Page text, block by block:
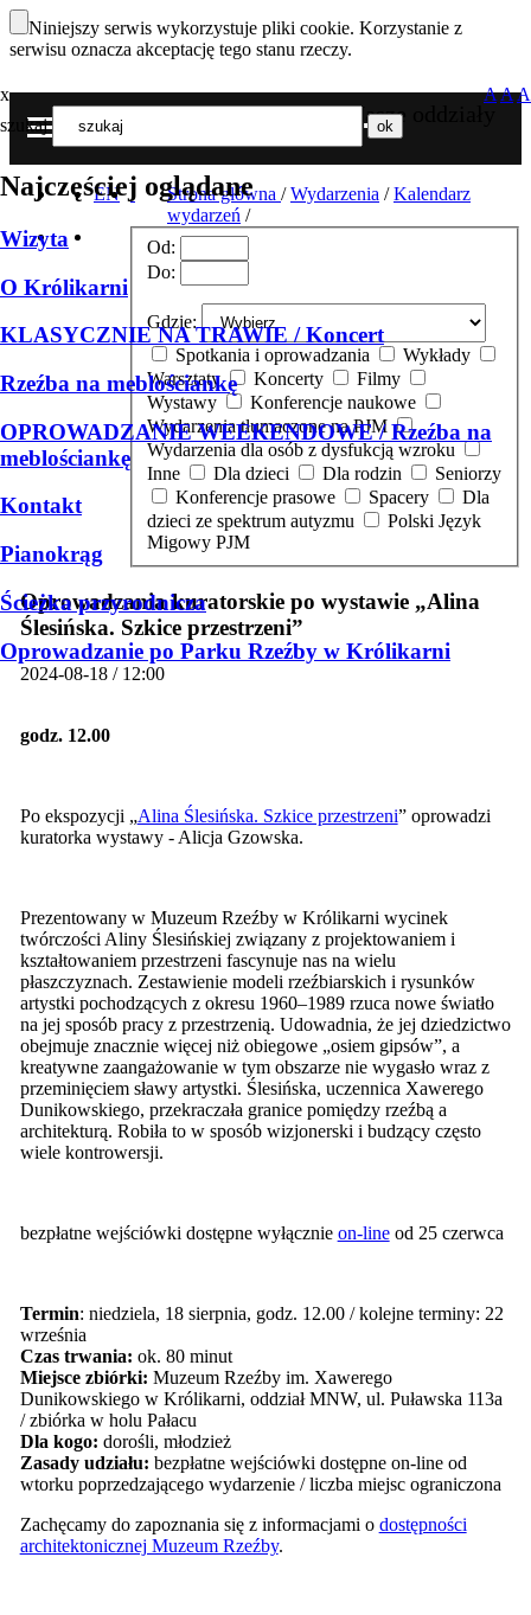
Niniejszy serwis wykorzystuje pliki cookie. Korzystanie z
serwisu oznacza akceptację tego stanu rzeczy.
Nasze oddziały
MENU
x
szukaj
Najczęściej oglądane
Wizyta
O Królikarni
KLASYCZNIE NA TRAWIE / Koncert
Rzeźba na meblościankę
OPROWADZANIE WEEKENDOWE / Rzeźba na
meblościankę
Kontakt
Pianokrąg
Ścieżka przyrodnicza
Oprowadzanie po Parku Rzeźby w Królikarni
AAA
EN Strona główna / Wydarzenia /Kalendarz
wydarzeń /
Od:
Do:
Gdzie:
Spotkania i oprowadzania
Wykłady
Warsztaty
Koncerty
Filmy
Wystawy
Konferencje naukowe
Wydarzenia tłumaczone na PJM
Wydarzenia dla osób z dysfukcją wzroku
Inne
Dla dzieci Dla rodzin
Seniorzy
Konferencje prasowe
Spacery
dzieci ze spektrum autyzmu
Migowy PJM
Oprowadzania kuratorskie po wystawie „Alina
Ślesińska. Szkice przestrzeni”
2024-08-18 / 12:00
godz. 12.00
Po ekspozycji „Alina Ślesińska. Szkice przestrzeni” oprowadzi
kuratorka wystawy - Alicja Gzowska.
Prezentowany w Muzeum Rzeźby w Królikarni wycinek
twórczości Aliny Ślesińskiej związany z projektowaniem i
kształtowaniem przestrzeni fascynuje nas na wielu
płaszczyznach. Zestawienie modeli rzeźbiarskich i rysunków
artystki pochodzących z okresu 1960–1989 rzuca nowe światło
na jej sposób pracy z przestrzenią. Udowadnia, że jej dziedzictwo
obejmuje znacznie więcej niż obiegowe „osiem gipsów”, a
kreatywne zaangażowanie w tym obszarze nie wygasło wraz z
przeminięciem sławy artystki. Ślesińska, uczennica Xawerego
Dunikowskiego, przekraczała granice pomiędzy rzeźbą a
architekturą. Robiła to w sposób wizjonerski i budzący często
wiele kontrowersji.
bezpłatne wejściówki dostępne wyłącznie on-lineod 25 czerwca
Termin: niedziela, 18 sierpnia, godz. 12.00 / kolejne terminy: 22
września
Czas trwania: ok. 80 minut
Miejsce zbiórki: Muzeum Rzeźby im. Xawerego
Dunikowskiego w Królikarni, oddział MNW, ul. Puławska 113a
/ zbiórka w holu Pałacu
Dla kogo: dorośli, młodzież
Zasady udziału: bezpłatne wejściówki dostępne on-line od
wtorku poprzedzającego wydarzenie / liczba miejsc ograniczona
Zachęcamy do zapoznania się z informacjami o dostępności
architektonicznej Muzeum Rzeźby.